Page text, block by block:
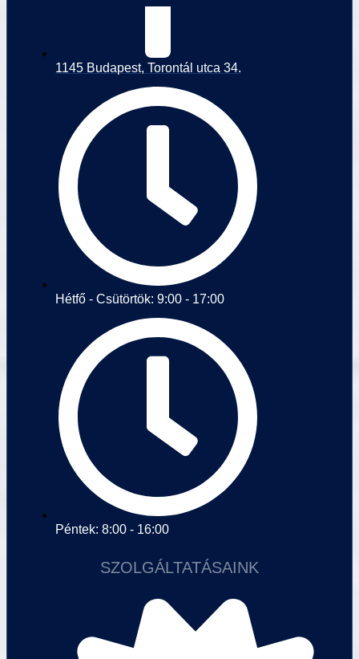
1145 Budapest, Torontál utca 34.
Hétfő - Csütörtök: 9:00 - 17:00
Péntek: 8:00 - 16:00
SZOLGÁLTATÁSAINK